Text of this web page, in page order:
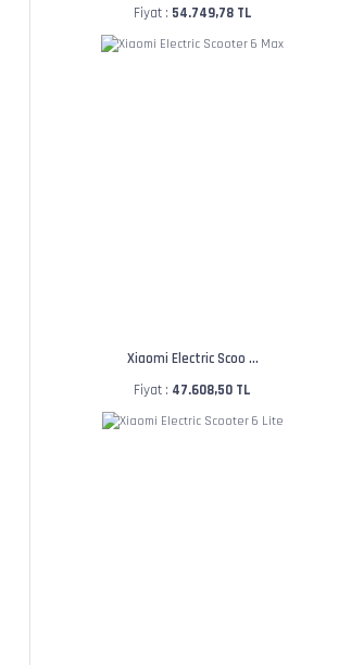
Fiyat : 54.749,78 TL
Xiaomi Electric Scoo ...
Fiyat : 47.608,50 TL